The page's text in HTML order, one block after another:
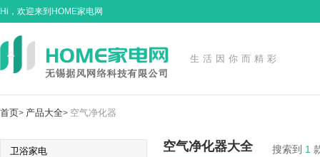
Hi，欢迎来到HOME家电网
生活因你而精彩
首页> 产品大全> 空气净化器
卫浴家电 空气净化器大全 搜索到 1